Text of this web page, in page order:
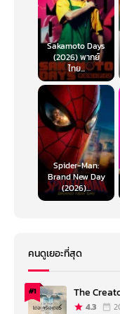
Sakamoto Days
(2026) พากย์
ไทย...
Spider-Man:
Brand New Day
(2026)...
คนดูเยอะที่สุด
#1 The
4.3